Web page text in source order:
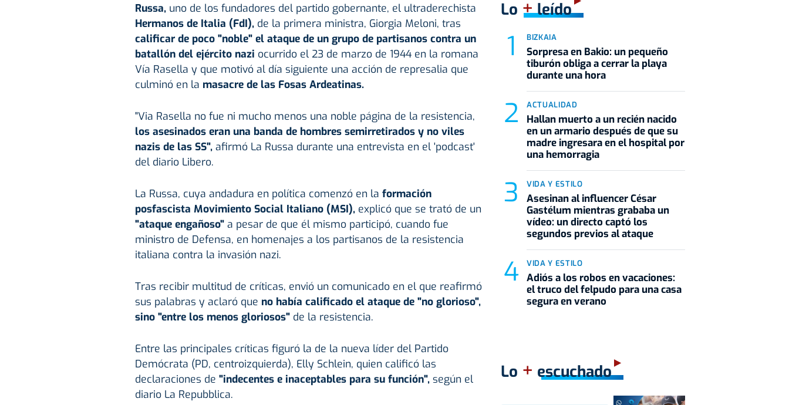
Russa,uno de los fundadores del partido gobernante, el ultraderechista
Hermanos de Italia (FdI),de la primera ministra, Giorgia Meloni, tras
calificar de poco "noble" el ataque de un grupo de partisanos contra un
batallón del ejército nazi ocurrido el 23 de marzo de 1944 en la romana
Vía Rasella y que motivó al día siguiente una acción de represalia que
culminó en la masacre de las Fosas Ardeatinas.
"Via Rasella no fue ni mucho menos una noble página de la resistencia,
los asesinados eran una banda de hombres semirretirados y no viles
nazis de las SS",afirmó La Russa durante una entrevista en el 'podcast'
del diario Libero.
La Russa, cuya andadura en política comenzó en la formación
posfascista Movimiento Social Italiano (MSI),explicó que se trató de un
"ataque engañoso"a pesar de que él mismo participó, cuando fue
ministro de Defensa, en homenajes a los partisanos de la resistencia
italiana contra la invasión nazi.
Tras recibir multitud de críticas, envió un comunicado en el que reafirmó
sus palabras y aclaró que no había calificado el ataque de "no glorioso",
sino "entre los menos gloriosos"de la resistencia.
Entre las principales críticas figuró la de la nueva líder del Partido
Demócrata (PD, centroizquierda), Elly Schlein, quien calificó las
declaraciones de "indecentes e inaceptables para su función",según el
diario La Repubblica.
Lo +leído
BIZKAIA
Sorpresa en Bakio: un pequeño
tiburón obliga a cerrar la playa
durante una hora
ACTUALIDAD
Hallan muerto a un recién nacido
en un armario después de que su
madre ingresara en el hospital por
una hemorragia
VIDA Y ESTILO
Asesinan al influencer César
Gastélum mientras grababa un
vídeo: un directo captó los
segundos previos al ataque
VIDA Y ESTILO
Adiós a los robos en vacaciones:
el truco del felpudo para una casa
segura en verano
Lo + escuchado